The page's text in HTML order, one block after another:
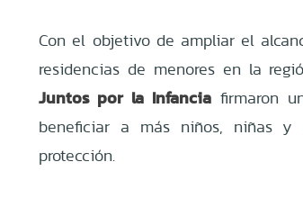
Con el objetivo de ampliar el
residencias de menores en la
Juntos por la Infancia firmaron
beneficiar a más niños, niñas y
protección.